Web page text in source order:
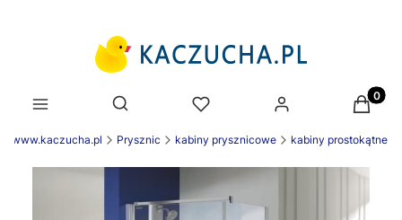
Otwórz wyszukiwarkę
www.kaczucha.pl Prysznic kabiny prysznicowe kabiny prostokątne